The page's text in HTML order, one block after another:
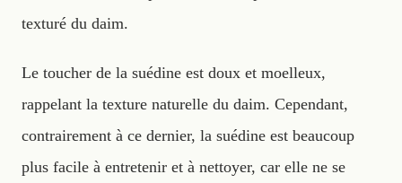
texturé du daim.
Le toucher de la suédine est doux et moelleux,
rappelant la texture naturelle du daim. Cependant,
contrairement à ce dernier, la suédine est beaucoup
plus facile à entretenir et à nettoyer, car elle ne se